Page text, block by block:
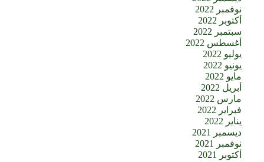
نوفمبر 2022
أكتوبر 2022
سبتمبر 2022
أغسطس 2022
يوليو 2022
يونيو 2022
مايو 2022
أبريل 2022
مارس 2022
فبراير 2022
يناير 2022
ديسمبر 2021
نوفمبر 2021
أكتوبر 2021